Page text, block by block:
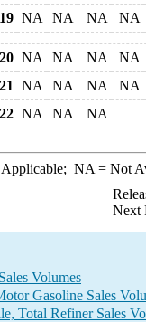
NA NA NA NA
NA NA NA
NA
NA NA NA
NA
NA NA NA
NA = Not
Next
Volumes
Gasoline Sales
Total Refiner Sales